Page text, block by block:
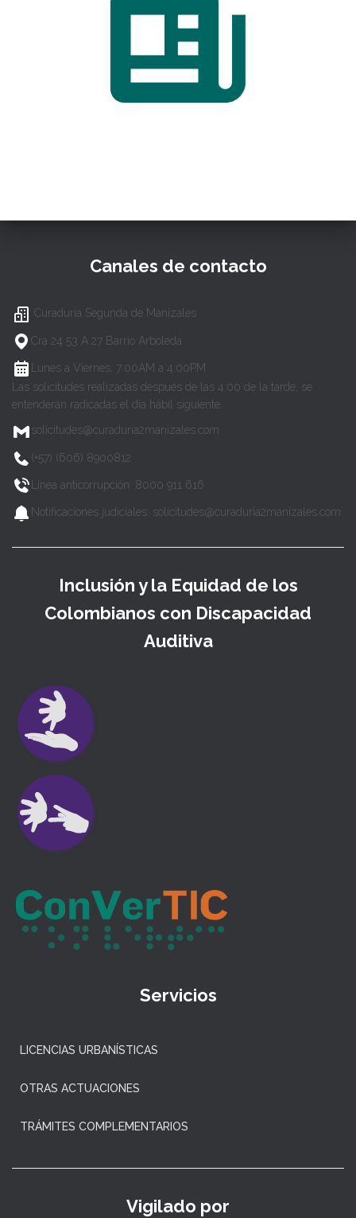
Canales de contacto
Curaduría Segunda de Manizales
Cra 24 53 A 27 Barrio Arboleda
Lunes a Viernes, 7:00AM a 4:00PM
Las solicitudes realizadas después de las 4:00 de la tarde, se
entenderán radicadas el día hábil siguiente.
solicitudes@curaduria2manizales.com
(+57) (606) 8900812
Línea anticorrupción: 8000 911 616
Notificaciones judiciales: solicitudes@curaduria2manizales.com
Inclusión y la Equidad de los
Colombianos con Discapacidad
Auditiva
Servicios
LICENCIAS URBANÍSTICAS
OTRAS ACTUACIONES
TRÁMITES COMPLEMENTARIOS
Vigilado por